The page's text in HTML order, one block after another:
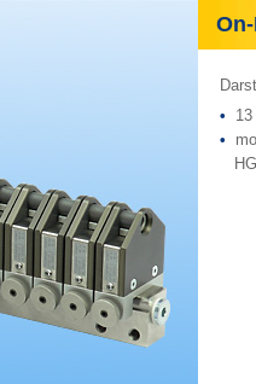
On-
• 13
•
HG